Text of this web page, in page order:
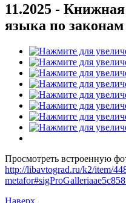
11.2025 -
языка по
Просмотреть встроенную
http://libavtograd.ru/k2/item/
Наверх